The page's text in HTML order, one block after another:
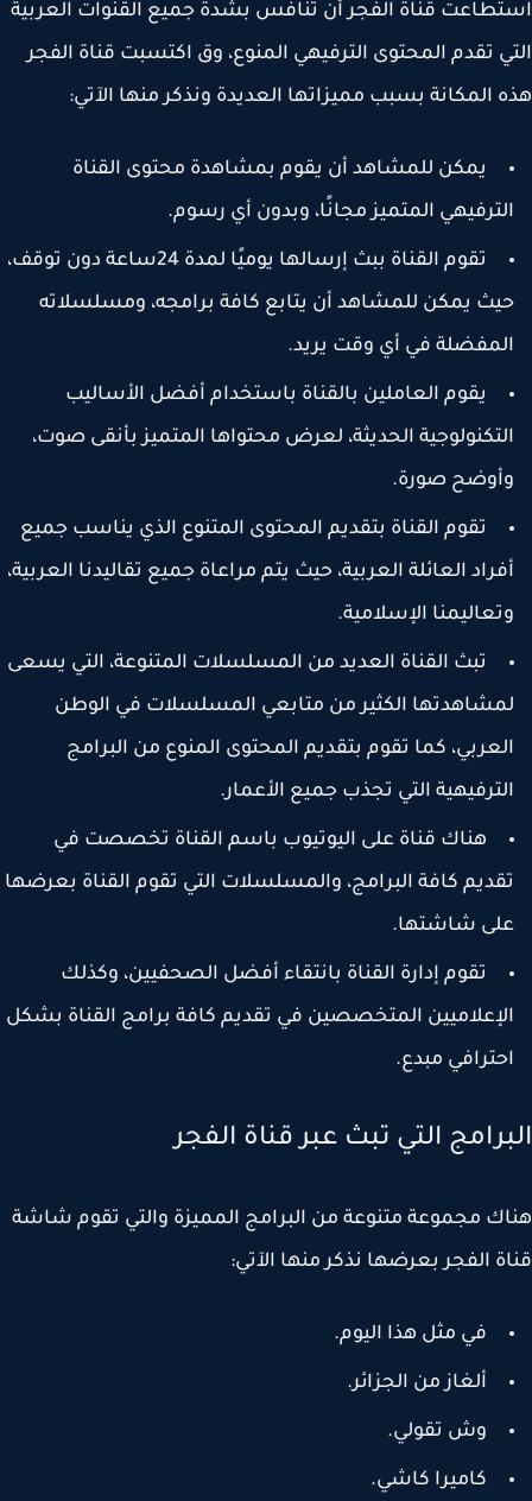
قناة الفجر أن تنافس بشدة جميع القنوات العربية
تقدم المحتوى الترفيهي المنوع، وق اكتسبت قناة الفجر
المكانة بسبب مميزاتها العديدة ونذكر منها الآتي:
يمكن للمشاهد أن يقوم بمشاهدة محتوى القناة
المتميز مجانًا، وبدون أي رسوم.
تقوم القناة ببث إرسالها يوميًا لمدة 24ساعة دون توقف،
يمكن للمشاهد أن يتابع كافة برامجه، ومسلسلاته
في أي وقت يريد.
يقوم العاملين بالقناة باستخدام أفضل الأساليب
الحديثة، لعرض محتواها المتميز بأنقى صوت،
صورة.
تقوم القناة بتقديم المحتوى المتنوع الذي يناسب جميع
العائلة العربية، حيث يتم مراعاة جميع تقاليدنا العربية،
الإسلامية.
تبث القناة العديد من المسلسلات المتنوعة، التي يسعى
الكثير من متابعي المسلسلات في الوطن
كما تقوم بتقديم المحتوى المنوع من البرامج
التي تجذب جميع الأعمار.
هناك قناة على اليوتيوب باسم القناة تخصصت في
كافة البرامج، والمسلسلات التي تقوم القناة بعرضها
شاشتها.
تقوم إدارة القناة بانتقاء أفضل الصحفيين، وكذلك
المتخصصين في تقديم كافة برامج القناة بشكل
مبدع.
التي تبث عبر قناة الفجر
مجموعة متنوعة من البرامج المميزة والتي تقوم شاشة
الفجر بعرضها نذكر منها الآتي:
في مثل هذا اليوم.
ألغاز من الجزائر.
وش تقولي.
كاميرا كاشي.